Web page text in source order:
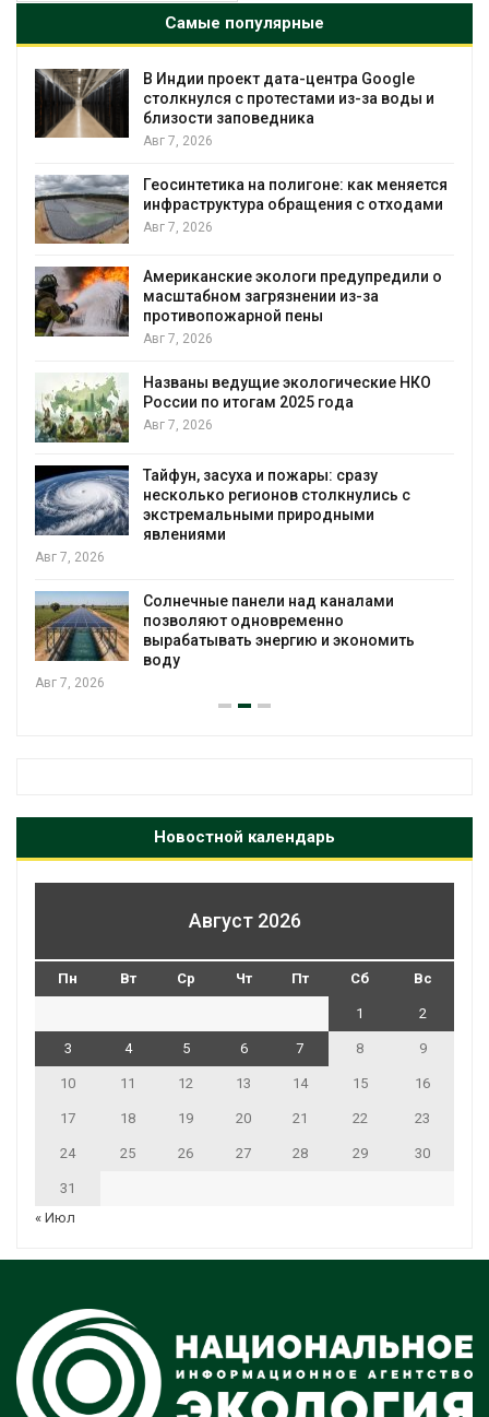
Самые популярные
Дождевая вода с крыш может помочь
городам переживать жару
Авг 7, 2026
строительство мусорных объектов и
уборку контейнерных площадок
Авг 7, 2026
Панамский канал вновь ограничивает
загрузку судов из-за дефицита пресной
воды
Авг 6, 2026
В китайской провинции Шэньси из-за
паводков эвакуировали более 140 тыс.
человек
МЕГА и ВкусВилл установили
экообменники для сбора вторсырья
Авг 6, 2026
воду из воздуха с помощью ветра
Авг 6, 2026
Новостной календарь
Август 2026
Пн Вт Ср Чт Пт Сб Вс
1 2
3 4 5 6 7 8 9
10 11 12 13 14 15 16
17 18 19 20 21 22 23
24 25 26 27 28 29 30
31
« Июл